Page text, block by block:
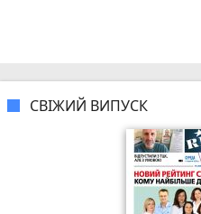
СВІЖИЙ ВИПУСК